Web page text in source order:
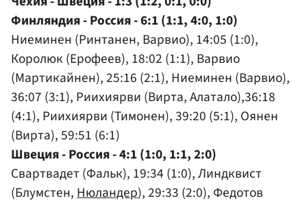
Финляндия - Россия - 6:1 (1:1, 4:0, 1:0)
Ниеминен (Ринтанен, Варвио), 14:05 (1:0),
Королюк (Ерофеев), 18:02 (1:1), Варвио
(Мартикайнен), 25:16 (2:1), Ниеминен (Варвио),
36:07 (3:1), Риихиярви (Вирта, Алатало),36:18
(4:1), Риихиярви (Тимонен), 39:20 (5:1), Оянен
(Вирта), 59:51 (6:1)
Швеция - Россия - 4:1 (1:0, 1:1, 2:0)
Свартвадет (Фальк), 19:34 (1:0), Линдквист
(Блумстен, Нюландер), 29:33 (2:0), Федотов